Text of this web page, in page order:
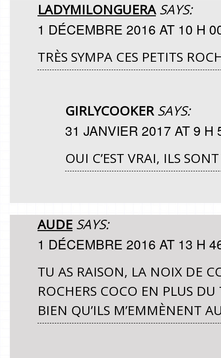
LADYMILONGUERA SAYS:
1 DÉCEMBRE 2016 AT 10 H
TRÈS SYMPA CES PETITS
GIRLYCOOKER SAYS:
31 JANVIER 2017 AT 9 H
OUI C’EST VRAI, ILS
AUDE SAYS:
1 DÉCEMBRE 2016 AT 13 H
TU AS RAISON, LA NOIX DE
ROCHERS COCO EN PLUS
BIEN QU’ILS M’EMMÈNENT